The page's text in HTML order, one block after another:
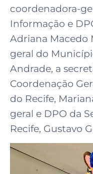
coordenadora-
Informação e
Adriana Macedo
geral do
Andrade, a
Coordenação
do Recife,
geral e DPO da
Recife, Gustavo